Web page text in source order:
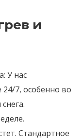
и
У нас
7, особенно во
Стандартное